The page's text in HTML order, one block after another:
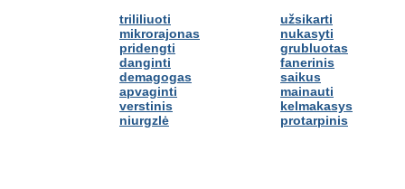
trililiuoti
mikrorajonas
pridengti
danginti
demagogas
apvaginti
verstinis
niurgzlė
užsikarti
nukasyti
grubluotas
fanerinis
saikus
mainauti
kelmakasys
protarpinis